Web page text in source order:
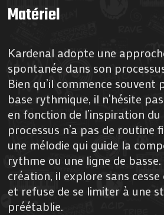
Matériel
Kardenal adopte une
spontanée dans son
Bien qu’il commence
base rythmique, il n’hésite
en fonction de l’inspiration
processus n’a pas de routine
une mélodie qui guide la
rythme ou une ligne de
création, il explore sans cesse
et refuse de se limiter à une
préétablie.